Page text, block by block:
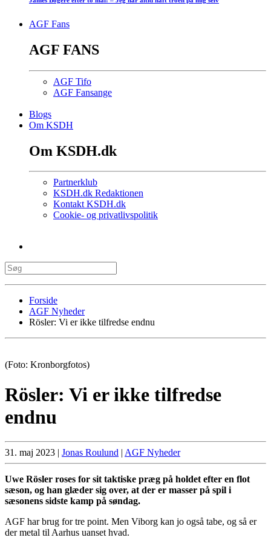
AGF Fans
AGF FANS
AGF Tifo
AGF Fansange
Blogs
Om KSDH
Om KSDH.dk
Partnerklub
KSDH.dk Redaktionen
Kontakt KSDH.dk
Cookie- og privatlivspolitik
Forside
AGF Nyheder
Rösler: Vi er ikke tilfredse endnu
(Foto: Kronborgfotos)
Rösler: Vi er ikke tilfredse
endnu
31. maj 2023 | Jonas Roulund | AGF Nyheder
Uwe Rösler roses for sit taktiske præg på holdet efter en flot
sæson, og han glæder sig over, at der er masser på spil i
sæsonens sidste kamp på søndag.
AGF har brug for tre point. Men Viborg kan jo også tabe, og så er
der metal til Aarhus uanset hvad.